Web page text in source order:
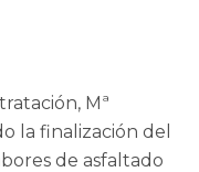
Mª
la finalización del
de asfaltado